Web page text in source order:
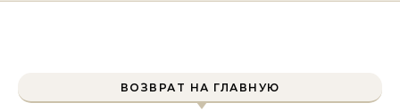
ВОЗВРАТ НА ГЛАВНУЮ